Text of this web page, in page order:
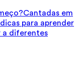
Cantadas em
para aprender
a diferentes